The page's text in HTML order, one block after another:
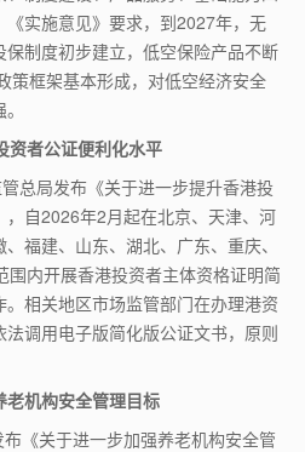
实施意见》要求，到2027年，无
制度初步建立，低空保险产品不断
策框架基本形成，对低空经济安全
资者公证便利化水平
总局发布《关于进一步提升香港投
自2026年2月起在北京、天津、河
福建、山东、湖北、广东、重庆、
围内开展香港投资者主体资格证明简
相关地区市场监管部门在办理港资
调用电子版简化版公证文书，原则
老机构安全管理目标
《关于进一步加强养老机构安全管